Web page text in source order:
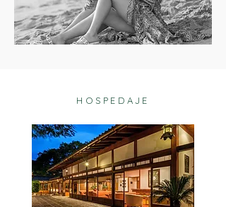
HOSPEDAJE